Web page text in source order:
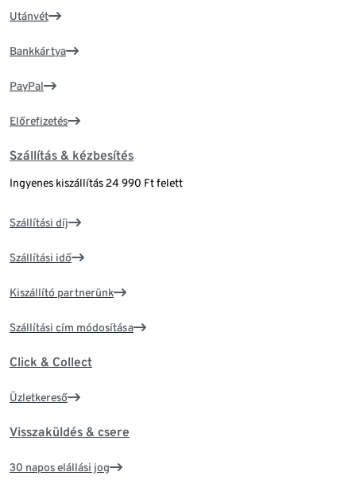
Utánvét
Bankkártya
PayPal
Előrefizetés
Szállítás & kézbesítés
Ingyenes kiszállítás 24 990 Ft felett
Szállítási díj
Szállítási idő
Kiszállító partnerünk
Szállítási cím módosítása
Click & Collect
Üzletkereső
Visszaküldés & csere
30 napos elállási jog